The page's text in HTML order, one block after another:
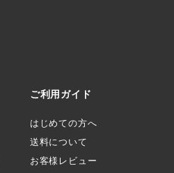
ご利用ガイド
はじめての方へ
送料について
お客様レビュー